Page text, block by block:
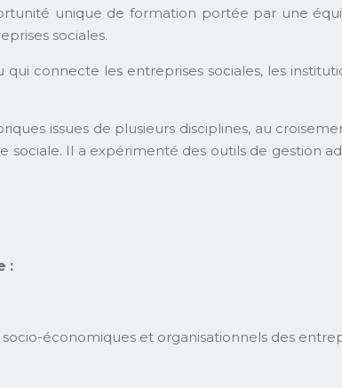
unique de formation portée par une
sociales.
connecte les entreprises sociales, les
issues de plusieurs disciplines, au
sociale. Il a expérimenté des outils de gestion
:
économiques et organisationnels des